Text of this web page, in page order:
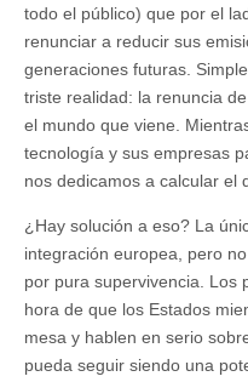
todo el público) que por el
renunciar a reducir sus
generaciones futuras.
triste realidad: la renuncia
el mundo que viene.
tecnología y sus empresas
nos dedicamos a calcular el
¿Hay solución a eso? La
integración europea, pero
por pura supervivencia. Los
hora de que los Estados
mesa y hablen en serio
pueda seguir siendo una